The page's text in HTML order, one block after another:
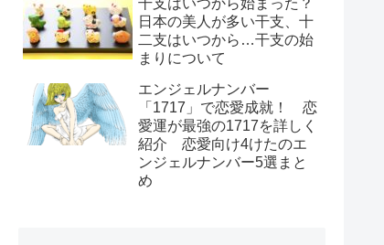
日本の美人が多い干支、十
二支はいつから…干支の始
まりについて
エンジェルナンバー
「1717」で恋愛成就！ 恋
愛運が最強の1717を詳しく
紹介 恋愛向け4けたのエ
ンジェルナンバー5選まと
め